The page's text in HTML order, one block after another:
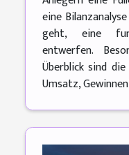
eine
geht, eine
entwerfen.
Überblick sind
Umsatz,